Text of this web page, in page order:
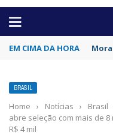
EM CIMA DA HORA
BRASIL
Home › Notícias › Brasil
abre seleção com mais de
R$ 4 mil